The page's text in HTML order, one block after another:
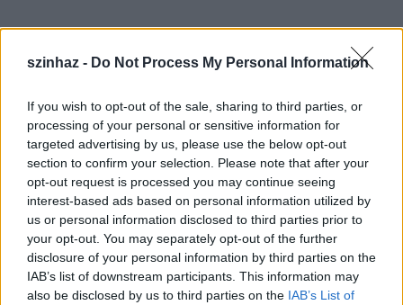
szinhaz - Do Not Process My Personal Information
If you wish to opt-out of the sale, sharing to third parties, or
processing of your personal or sensitive information for
targeted advertising by us, please use the below opt-out
section to confirm your selection. Please note that after your
opt-out request is processed you may continue seeing
interest-based ads based on personal information utilized by
us or personal information disclosed to third parties prior to
your opt-out. You may separately opt-out of the further
disclosure of your personal information by third parties on the
IAB’s list of downstream participants. This information may
also be disclosed by us to third parties on the IAB’s List of